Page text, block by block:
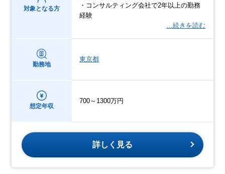
対象となる方
・コンサルティング会社で2年以上の勤務
経験
…続きを読む
勤務地
東京都
想定年収
700～1300万円
詳しく見る